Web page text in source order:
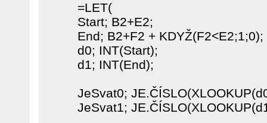
=LET(
Start; B2+E2;
End; B2+F2 + KDYŽ(F2<E2;1;0);
d0; INT(Start);
d1; INT(End);
JeSvat0;
JeSvat1;